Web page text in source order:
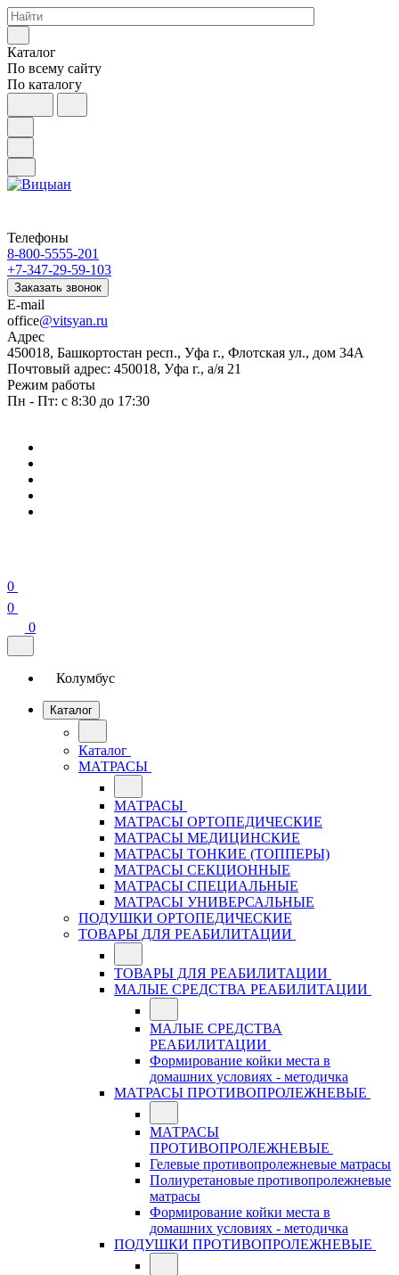
Каталог
По всему сайту
По каталогу
Телефоны
8-800-5555-201
+7-347-29-59-103
Заказать звонок
E-mail
office@vitsyan.ru
Адрес
450018, Башкортостан респ., Уфа г., Флотская ул., дом 34А
Почтовый адрес: 450018, Уфа г., а/я 21
Режим работы
Пн - Пт: с 8:30 до 17:30
0
0
0
Колумбус
Каталог
Каталог
МАТРАСЫ
МАТРАСЫ
МАТРАСЫ ОРТОПЕДИЧЕСКИЕ
МАТРАСЫ МЕДИЦИНСКИЕ
МАТРАСЫ ТОНКИЕ (ТОППЕРЫ)
МАТРАСЫ СЕКЦИОННЫЕ
МАТРАСЫ СПЕЦИАЛЬНЫЕ
МАТРАСЫ УНИВЕРСАЛЬНЫЕ
ПОДУШКИ ОРТОПЕДИЧЕСКИЕ
ТОВАРЫ ДЛЯ РЕАБИЛИТАЦИИ
ТОВАРЫ ДЛЯ РЕАБИЛИТАЦИИ
МАЛЫЕ СРЕДСТВА РЕАБИЛИТАЦИИ
МАЛЫЕ СРЕДСТВА
РЕАБИЛИТАЦИИ
Формирование койки места в
домашних условиях - методичка
МАТРАСЫ ПРОТИВОПРОЛЕЖНЕВЫЕ
МАТРАСЫ
ПРОТИВОПРОЛЕЖНЕВЫЕ
Гелевые противопролежневые матрасы
Полиуретановые противопролежневые
матрасы
Формирование койки места в
домашних условиях - методичка
ПОДУШКИ ПРОТИВОПРОЛЕЖНЕВЫЕ